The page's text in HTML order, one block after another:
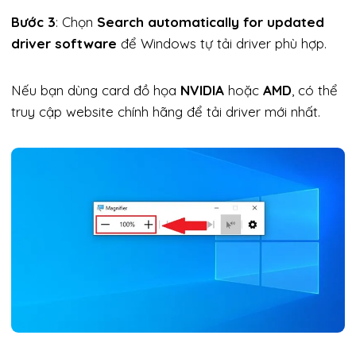
Bước 3: Chọn Search automatically for updated
driver software để Windows tự tải driver phù hợp.
Nếu bạn dùng card đồ họa NVIDIA hoặc AMD , có thể
truy cập website chính hãng để tải driver mới nhất.